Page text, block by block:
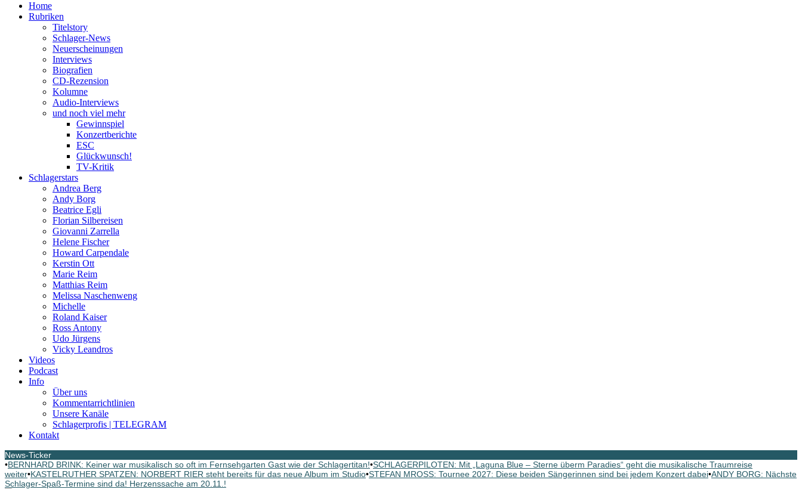
Home
Rubriken
Titelstory
Schlager-News
Neuerscheinungen
Interviews
Biografien
CD-Rezension
Kolumne
Audio-Interviews
und noch viel mehr
Gewinnspiel
Konzertberichte
ESC
Glückwunsch!
TV-Kritik
Schlagerstars
Andrea Berg
Andy Borg
Beatrice Egli
Florian Silbereisen
Giovanni Zarrella
Helene Fischer
Howard Carpendale
Kerstin Ott
Marie Reim
Matthias Reim
Melissa Naschenweng
Michelle
Roland Kaiser
Ross Antony
Udo Jürgens
Vicky Leandros
Videos
Podcast
Info
Über uns
Kommentarrichtlinien
Unsere Kanäle
Schlagerprofis | TELEGRAM
Kontakt
News-Ticker
•BERNHARD BRINK: Keiner war musikalisch so oft im Fernsehgarten Gast wie der Schlagertitan!•SCHLAGERPILOTEN: Mit „Laguna Blue – Sterne überm Paradies“ geht die musikalische Traumreise
weiter•KASTELRUTHER SPATZEN: NORBERT RIER steht bereits für das neue Album im Studio•STEFAN MROSS: Tournee 2027: Diese beiden Sängerinnen sind bei jedem Konzert dabei•ANDY BORG: Nächste
Schlager-Spaß-Termine sind da! Herzenssache am 20.11.!